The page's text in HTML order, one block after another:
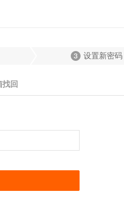
设置新密码
找回